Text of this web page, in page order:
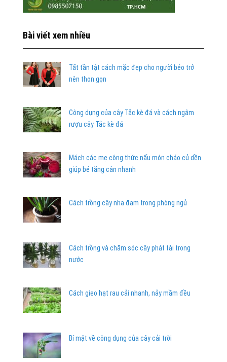
Bài viết xem nhiều
Tất tần tật cách mặc đẹp cho người béo trở
nên thon gọn
Công dụng của cây Tắc kè đá và cách ngâm
rượu cây Tắc kè đá
Mách các mẹ công thức nấu món cháo củ dền
giúp bé tăng cân nhanh
Cách trồng cây nha đam trong phòng ngủ
Cách trồng và chăm sóc cây phát tài trong
nước
Cách gieo hạt rau cải nhanh, nảy mầm đều
Bí mật về công dụng của cây cải trời